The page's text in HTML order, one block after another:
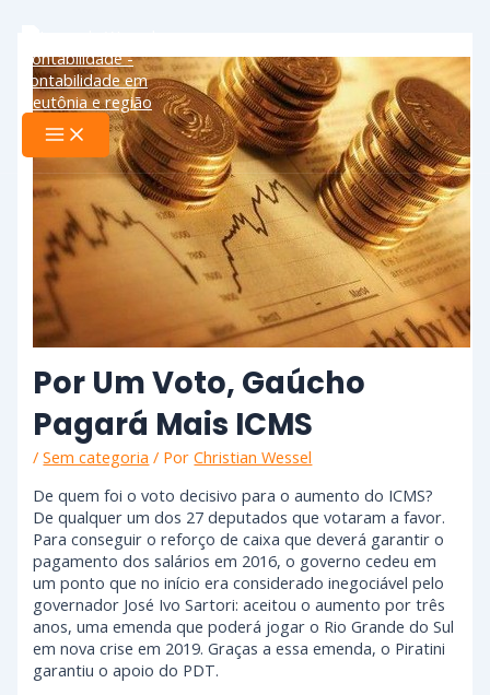
conteúdo
Por Um Voto, Gaúcho
Pagará Mais ICMS
/Sem categoria / PorChristian Wessel
De quem foi o voto decisivo para o aumento do ICMS?
De qualquer um dos 27 deputados que votaram a favor.
Para conseguir o reforço de caixa que deverá garantir o
pagamento dos salários em 2016, o governo cedeu em
um ponto que no início era considerado inegociável pelo
governador José Ivo Sartori: aceitou o aumento por três
anos, uma emenda que poderá jogar o Rio Grande do Sul
em nova crise em 2019. Graças a essa emenda, o Piratini
garantiu o apoio do PDT.